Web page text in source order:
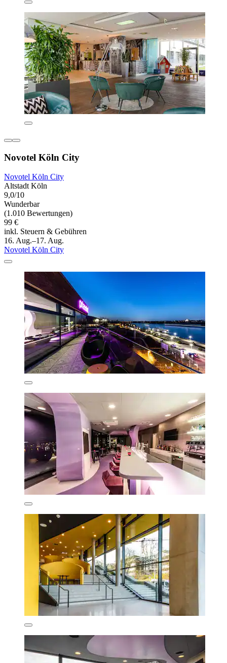
Novotel Köln City
Novotel Köln City
Altstadt Köln
9,0/10
Wunderbar
(1.010 Bewertungen)
99 €
inkl. Steuern & Gebühren
16. Aug.–17. Aug.
Novotel Köln City